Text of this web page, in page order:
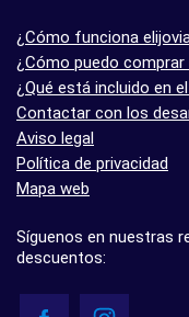
¿Cómo funciona
¿Cómo puedo comprar
¿Qué está incluido en
Contactar con los
Aviso legal
Política de privacidad
Mapa web
Síguenos en nuestras
descuentos: